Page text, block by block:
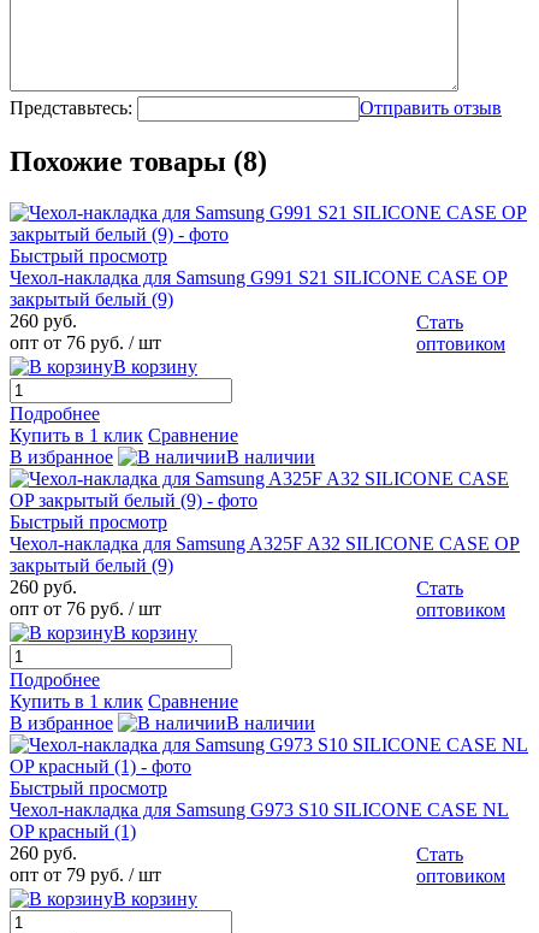
Представьтесь: Отправить отзыв
Похожие товары (8)
Быстрый просмотр
Чехол-накладка для Samsung G991 S21 SILICONE CASE OP
закрытый белый (9)
260 руб.
опт от 76 руб. / шт
Стать
оптовиком
В корзину
Подробнее
Купить в 1 клик Сравнение
В избранное
В наличии
Быстрый просмотр
Чехол-накладка для Samsung A325F A32 SILICONE CASE OP
закрытый белый (9)
260 руб.
опт от 76 руб. / шт
Стать
оптовиком
В корзину
Подробнее
Купить в 1 клик Сравнение
В избранное
В наличии
Быстрый просмотр
Чехол-накладка для Samsung G973 S10 SILICONE CASE NL
OP красный (1)
260 руб.
опт от 79 руб. / шт
Стать
оптовиком
В корзину